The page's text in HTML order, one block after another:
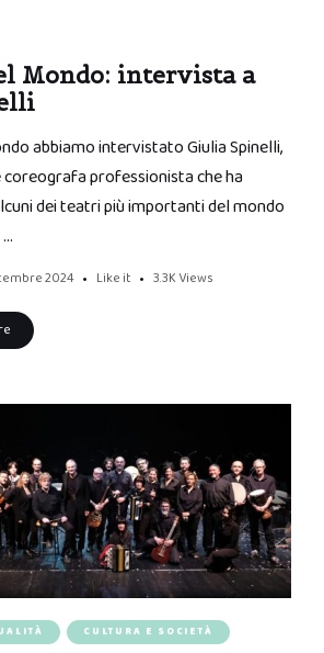
Mondo: intervista a
abbiamo intervistato Giulia Spinelli,
professionista che ha
dei teatri più importanti del mondo
2024 Like it 3.3K Views
CULTURA E SOCIETÀ